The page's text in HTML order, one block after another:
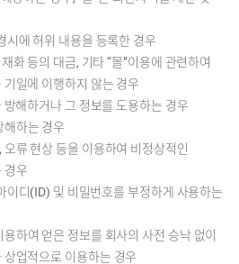
시에 허위 내용을 등록한 경우
화 등의 대금, 기타 “몰”이용에 관련하여
일에 이행하지 않는 경우
방해하거나 그 정보를 도용하는 경우
해하는 경우
류 현상 등을 이용하여 비정상적인
경우
이디(ID) 및 비밀번호를 부정하게 사용하는
하여 얻은 정보를 회사의 사전 승낙 없이
업적으로 이용하는 경우